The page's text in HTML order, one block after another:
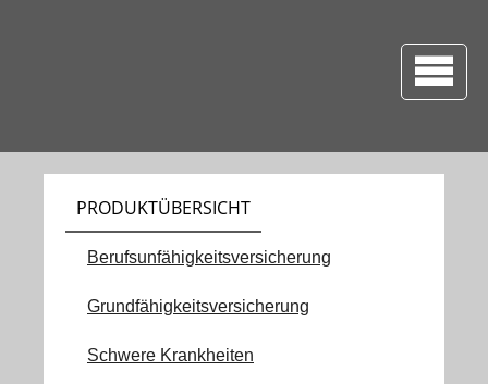
PRODUKTÜBERSICHT
Berufsunfähigkeitsversicherung
Grundfähigkeitsversicherung
Schwere Krankheiten